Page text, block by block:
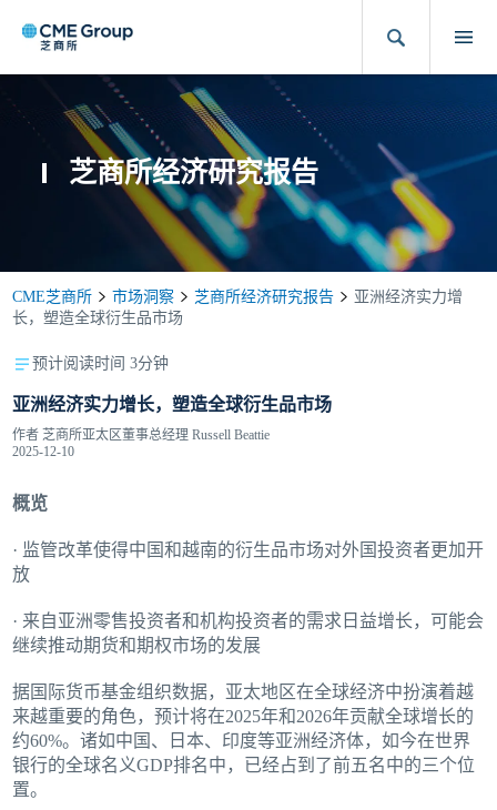
芝商所经济研究报告
CME芝商所 市场洞察 芝商所经济研究报告
亚洲经济实力增
长，塑造全球衍生品市场
预计阅读时间 3分钟
亚洲经济实力增长，塑造全球衍生品市场
作者 芝商所亚太区董事总经理 Russell Beattie
2025-12-10
概览
· 监管改革使得中国和越南的衍生品市场对外国投资者更加开
放
· 来自亚洲零售投资者和机构投资者的需求日益增长，可能会
继续推动期货和期权市场的发展
据国际货币基金组织数据，亚太地区在全球经济中扮演着越
来越重要的角色，预计将在2025年和2026年贡献全球增长的
约60%。诸如中国、日本、印度等亚洲经济体，如今在世界
银行的全球名义GDP排名中，已经占到了前五名中的三个位
置。